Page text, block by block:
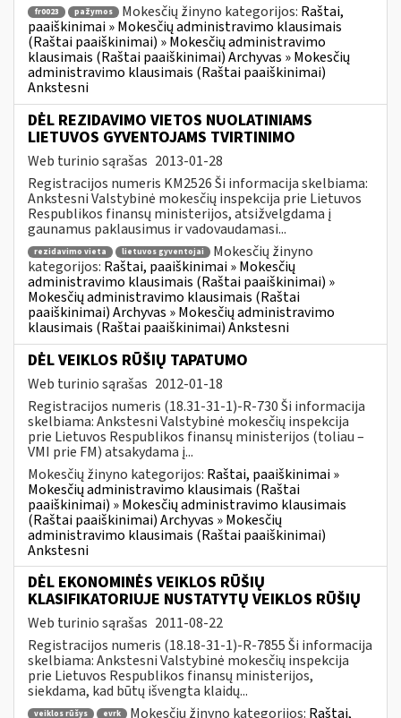
fr0023 pažymos Mokesčių žinyno kategorijos: Raštai,
paaiškinimai » Mokesčių administravimo klausimais
(Raštai paaiškinimai) » Mokesčių administravimo
klausimais (Raštai paaiškinimai) Archyvas » Mokesčių
administravimo klausimais (Raštai paaiškinimai)
Ankstesni
DĖL REZIDAVIMO VIETOS NUOLATINIAMS
LIETUVOS GYVENTOJAMS TVIRTINIMO
Web turinio sąrašas 2013-01-28
Registracijos numeris KM2526 Ši informacija skelbiama:
Ankstesni Valstybinė mokesčių inspekcija prie Lietuvos
Respublikos finansų ministerijos, atsižvelgdama į
gaunamus paklausimus ir vadovaudamasi...
rezidavimo vieta lietuvos gyventojai
Mokesčių žinyno
kategorijos: Raštai, paaiškinimai » Mokesčių
administravimo klausimais (Raštai paaiškinimai) »
Mokesčių administravimo klausimais (Raštai
paaiškinimai) Archyvas » Mokesčių administravimo
klausimais (Raštai paaiškinimai) Ankstesni
DĖL VEIKLOS RŪŠIŲ TAPATUMO
Web turinio sąrašas 2012-01-18
Registracijos numeris (18.31-31-1)-R-730 Ši informacija
skelbiama: Ankstesni Valstybinė mokesčių inspekcija
prie Lietuvos Respublikos finansų ministerijos (toliau –
VMI prie FM) atsakydama į...
Mokesčių žinyno kategorijos: Raštai, paaiškinimai »
Mokesčių administravimo klausimais (Raštai
paaiškinimai) » Mokesčių administravimo klausimais
(Raštai paaiškinimai) Archyvas » Mokesčių
administravimo klausimais (Raštai paaiškinimai)
Ankstesni
DĖL EKONOMINĖS VEIKLOS RŪŠIŲ
KLASIFIKATORIUJE NUSTATYTŲ VEIKLOS RŪŠIŲ
Web turinio sąrašas 2011-08-22
Registracijos numeris (18.18-31-1)-R-7855 Ši informacija
skelbiama: Ankstesni Valstybinė mokesčių inspekcija
prie Lietuvos Respublikos finansų ministerijos,
siekdama, kad būtų išvengta klaidų...
veiklos rūšys evrk Mokesčių žinyno kategorijos: Raštai,